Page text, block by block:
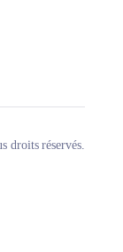
droits réservés.